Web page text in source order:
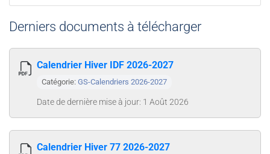
Derniers documents à télécharger
Calendrier Hiver IDF 2026-2027
Catégorie: GS-Calendriers 2026-2027
Date de dernière mise à jour: 1 Août 2026
Calendrier Hiver 77 2026-2027